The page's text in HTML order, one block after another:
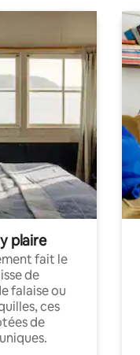
plaire
fait le
de
falaise ou
ces
de